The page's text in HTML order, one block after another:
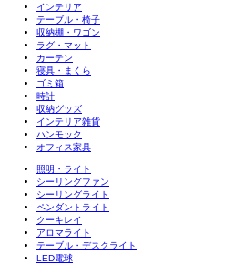
インテリア
テーブル・椅子
収納棚・ワゴン
ラグ・マット
カーテン
寝具・まくら
ゴミ箱
時計
収納グッズ
インテリア雑貨
ハンモック
オフィス家具
照明・ライト
シーリングファン
シーリングライト
ペンダントライト
クーキレイ
アロマライト
テーブル・デスクライト
LED電球